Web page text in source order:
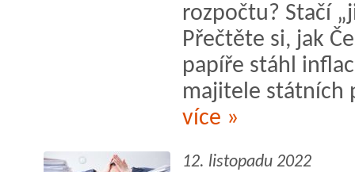
rozpočtu? Stačí
Přečtěte si, jak
papíře stáhl
majitele státních
více »
12. listopadu 2022